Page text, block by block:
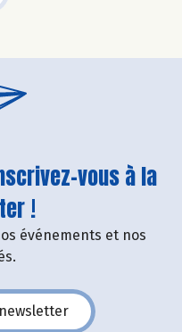
vous à la
!
événements et nos